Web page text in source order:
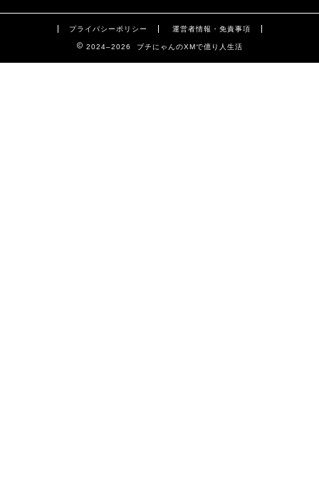
プライバシーポリシー 運営者情報・免責事項
2024–2026 ブチにゃんのXMで億り人生活